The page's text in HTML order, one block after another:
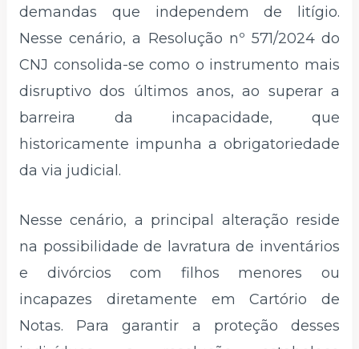
demandas que independem de litígio.
Nesse cenário, a Resolução nº 571/2024 do
CNJ consolida-se como o instrumento mais
disruptivo dos últimos anos, ao superar a
barreira da incapacidade, que
historicamente impunha a obrigatoriedade
da via judicial.
Nesse cenário, a principal alteração reside
na possibilidade de lavratura de inventários
e divórcios com filhos menores ou
incapazes diretamente em Cartório de
Notas. Para garantir a proteção desses